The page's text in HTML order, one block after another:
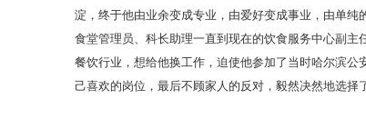
淀，终于他由业余变成专业，由爱好变成事业，由单纯
食堂管理员、科长助理一直到现在的饮食服务中心副
餐饮行业，想给他换工作，迫使他参加了当时哈尔滨
己喜欢的岗位，最后不顾家人的反对，毅然决然地选择